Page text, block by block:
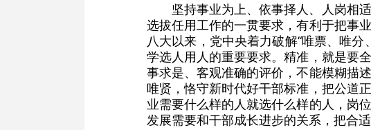
坚持事业为上、依事择人、人岗相
选拔任用工作的一贯要求，有利于把事
八大以来，党中央着力破解“唯票、唯
学选人用人的重要要求。精准，就是要
事求是、客观准确的评价，不能模糊描
唯贤，恪守新时代好干部标准，把公道
业需要什么样的人就选什么样的人，岗
发展需要和干部成长进步的关系，把合